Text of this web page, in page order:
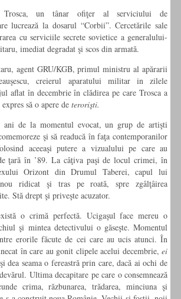
Trosca, un tânar ofiţer al serviciului de
lucrează la dosarul “Corbii”. Cercetările sale
cu serviciile secrete sovietice a generalului-
imediat degradat şi scos din armată.
agent GRU/KGB, primul ministru al apărarii
creierul aparatului militar in zilele
aflat în decembrie în clădirea pe care Trosca a
să o apere de terorişti.
de la momentul evocat, un grup de artişti
şi să readucă în faţa contemporanilor
aceeaşi putere a vizualului pe care au
ţară în ’89. La câţiva paşi de locul crimei, în
Orizont din Drumul Taberei, capul lui
ridicat şi tras pe roată, spre zgâlţâirea
Stă drept şi priveşte acuzator.
o crimă perfectă. Ucigaşul face mereu o
şi mintea detectivului o găseşte. Momentul
erorile făcute de cei care au ucis atunci. În
în care au gonit clipele acelui decembrie, ei
dea seama o fereastră prin care, dacă ai ochi de
Ultima decapitare pe care o consemnează
crima, răzbunarea, trădarea, minciuna şi